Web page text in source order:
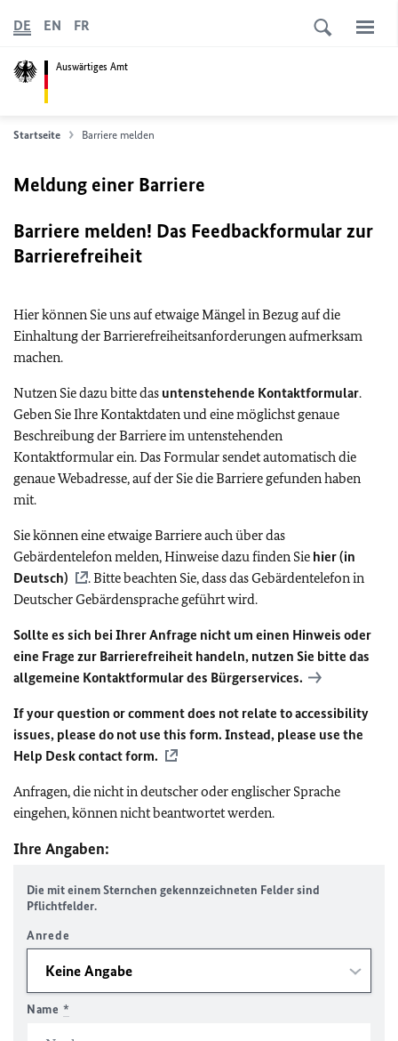
Auswärtiges Amt
DE EN FR
Startseite Barriere melden
Meldung einer Barriere
Barriere melden! Das Feedbackformular zur
Barrierefreiheit
Hier können Sie uns auf etwaige Mängel in Bezug auf die
Einhaltung der Barrierefreiheitsanforderungen aufmerksam
machen.
Nutzen Sie dazu bitte das untenstehende Kontaktformular.
Geben Sie Ihre Kontaktdaten und eine möglichst genaue
Beschreibung der Barriere im untenstehenden
Kontaktformular ein. Das Formular sendet automatisch die
genaue Webadresse, auf der Sie die Barriere gefunden haben
mit.
Sie können eine etwaige Barriere auch über das
Gebärdentelefon melden, Hinweise dazu finden Sie hier (in
Deutsch)
. Bitte beachten Sie, dass das Gebärdentelefon in
Deutscher Gebärdensprache geführt wird.
Sollte es sich bei Ihrer Anfrage nicht um einen Hinweis oder
eine Frage zur Barrierefreiheit handeln, nutzen Sie bitte das
allgemeine Kontaktformular des Bürgerservices.
If your question or comment does not relate to accessibility
issues, please do not use this form. Instead, please use the
Help Desk contact form.
Anfragen, die nicht in deutscher oder englischer Sprache
eingehen, können nicht beantwortet werden.
Ihre Angaben:
Die mit einem Sternchen gekennzeichneten Felder sind
Pflichtfelder.
Anrede
Name *